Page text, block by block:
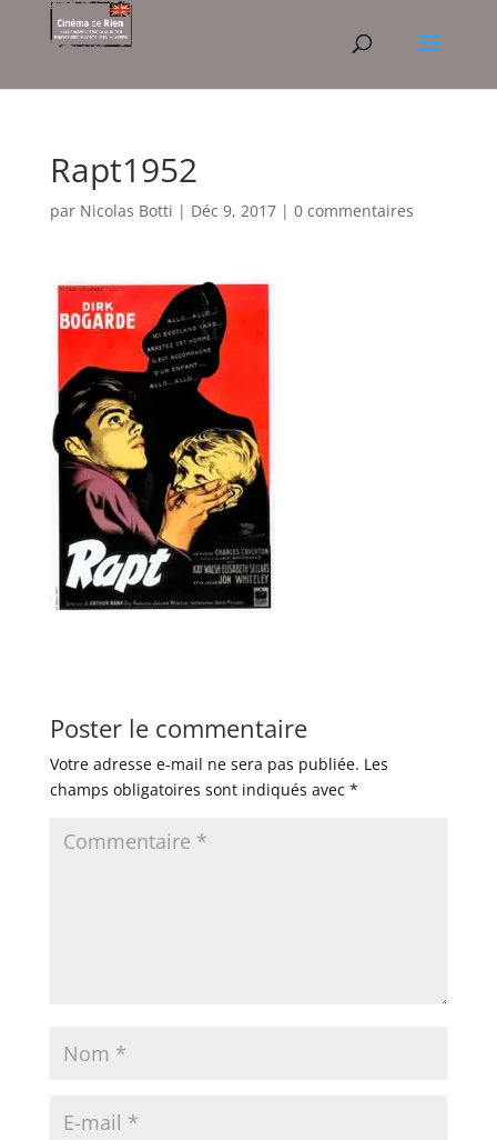
Rapt1952
par Nicolas Botti | Déc 9, 2017| 0 commentaires
Poster le commentaire
Votre adresse e-mail ne sera pas publiée. Les
champs obligatoires sont indiqués avec *